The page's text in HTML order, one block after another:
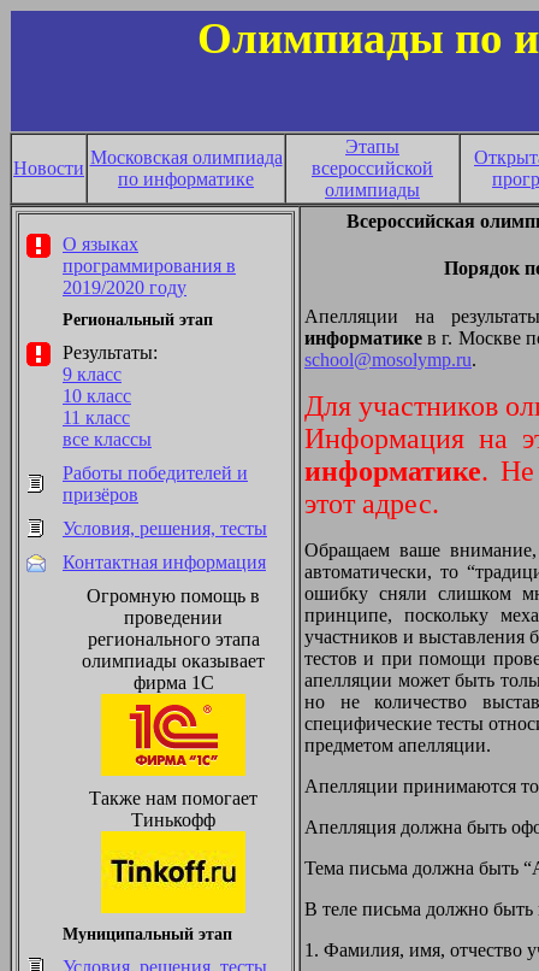
Олимпиады по
Новости
Московская олимпиада
по информатике
Этапы
всероссийской
олимпиады
О языках
программирования в
2019/2020 году
Региональный этап
Результаты:
9 класс
10 класс
11 класс
все классы
Работы победителей и
призёров
Условия, решения, тесты
Контактная информация
Огромную помощь в
проведении
регионального этапа
олимпиады оказывает
фирма 1С
Также нам помогает
Тинькофф
Муниципальный этап
Условия, решения, тесты
Всероссийская
Порядок
Апелляции на
информатике в г. Москве
school@mosolymp.ru.
Для участников
Информация на
информатике. Не
этот адрес.
Обращаем ваше внимание,
автоматически, то
ошибку сняли слишком
принципе, поскольку
участников и
тестов и при помощи
апелляции может быть
но не количество
специфические тесты
предметом апелляции.
Апелляции принимаются
Апелляция должна быть
Тема письма должна быть
В теле письма должно
1. Фамилия, имя, отчество